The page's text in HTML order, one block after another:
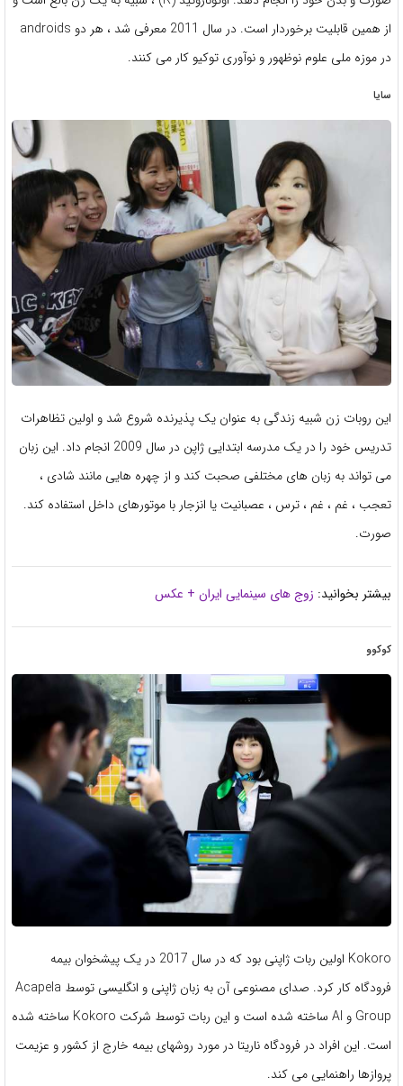
از همین قابلیت برخوردار است. در سال 2011 معرفی شد ، هر دو androids
در موزه ملی علوم نوظهور و نوآوری توکیو کار می کنند.
سایا
این روبات زن شبیه زندگی به عنوان یک پذیرنده شروع شد و اولین تظاهرات
تدریس خود را در یک مدرسه ابتدایی ژاپن در سال 2009 انجام داد. این زبان
می تواند به زبان های مختلفی صحبت کند و از چهره هایی مانند شادی ،
تعجب ، غم ، غم ، ترس ، عصبانیت یا انزجار با موتورهای داخل استفاده کند.
صورت.
بیشتر بخوانید: زوج های سینمایی ایران + عکس
کوکوو
Kokoro اولین ربات ژاپنی بود که در سال 2017 در یک پیشخوان بیمه
فرودگاه کار کرد. صدای مصنوعی آن به زبان ژاپنی و انگلیسی توسط Acapela
Group و AI ساخته شده است و این ربات توسط شرکت Kokoro ساخته شده
است. این افراد در فرودگاه ناریتا در مورد روشهای بیمه خارج از کشور و عزیمت
پروازها راهنمایی می کند.